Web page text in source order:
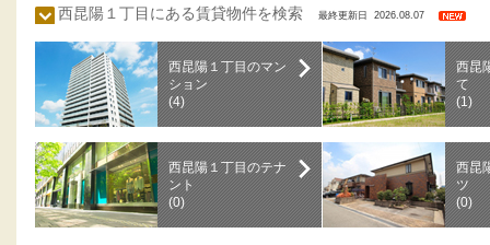
西昆陽１丁目にある賃貸物件を検索 最終更新日 2026.08.07
西昆陽１丁目のマン
ション
(4)
西昆
て
(1)
西昆陽１丁目のテナ
ント
(0)
西昆
ツ
(0)